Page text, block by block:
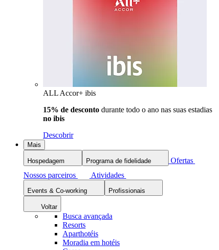
ALL Accor+ ibis
15% de desconto durante todo o ano nas suas estadias
no ibis
Descobrir
Mais
Hospedagem Programa de fidelidade
Ofertas
Nossos parceiros
Atividades
Events & Co-working Profissionais
Voltar
Busca avançada
Resorts
Aparthotéis
Moradia em hotéis